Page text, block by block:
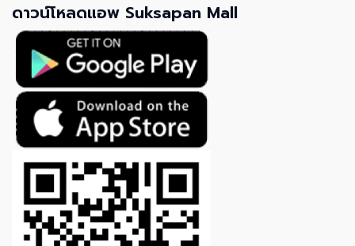
ดาวน์โหลดแอพ Suksapan Mall